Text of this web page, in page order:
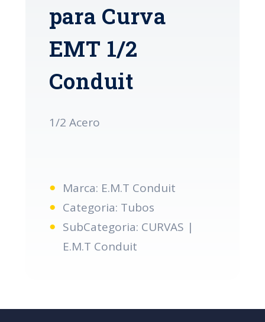
para Curva
EMT 1/2
Conduit
1/2 Acero
Marca: E.M.T Conduit
Categoria: Tubos
SubCategoria: CURVAS |
E.M.T Conduit